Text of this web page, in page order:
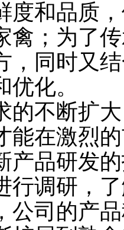
度和品质
禽；为了
，同时又
化。
的不断扩
能在激烈
产品研发
行调研，
公司的产